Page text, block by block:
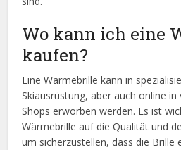
Wo kann ich eine
kaufen?
Eine Wärmebrille kann in
Skiausrüstung, aber auch online in
Shops erworben werden. Es ist
Wärmebrille auf die Qualität und
um sicherzustellen, dass die Brille